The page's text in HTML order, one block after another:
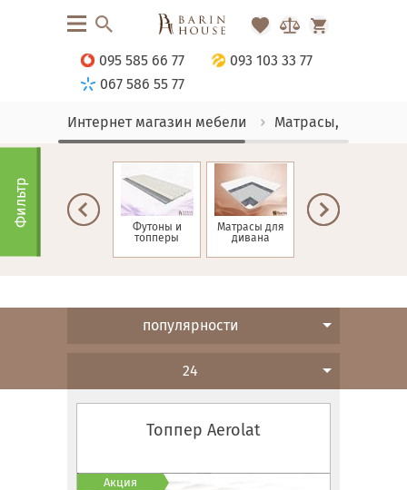
095 585 66 77
093 103 33 77
067 586 55 77
Интернет магазин мебели Матрасы, текстиль
Матрасы зима-
Футоны и
топперы
Матрасы для
дивана
Детские
Фильтр
популярности
24
Топпер Aerolat
Акция